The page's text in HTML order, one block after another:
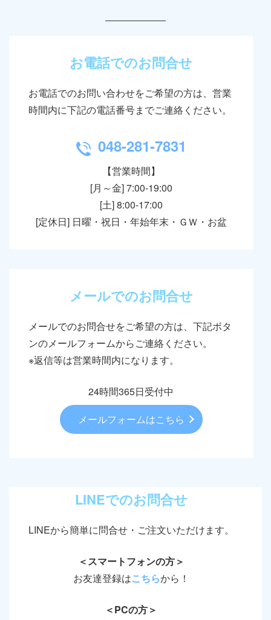
お電話でのお問合せ
お電話でのお問い合わせをご希望の方は、営業
時間内に下記の電話番号までご連絡ください。
TEL
048-281-7831
【営業時間】
[月～金] 7:00-19:00
[土] 8:00-17:00
[定休日] 日曜・祝日・年始年末・ＧＷ・お盆
メールでのお問合せ
メールでのお問合せをご希望の方は、下記ボタ
ンのメールフォームからご連絡ください。
※返信等は営業時間内になります。
24時間365日受付中
メールフォームはこちら
LINEでのお問合せ
LINEから簡単に問合せ・ご注文いただけます。
＜スマートフォンの方＞
お友達登録はこちらから！
＜PCの方＞